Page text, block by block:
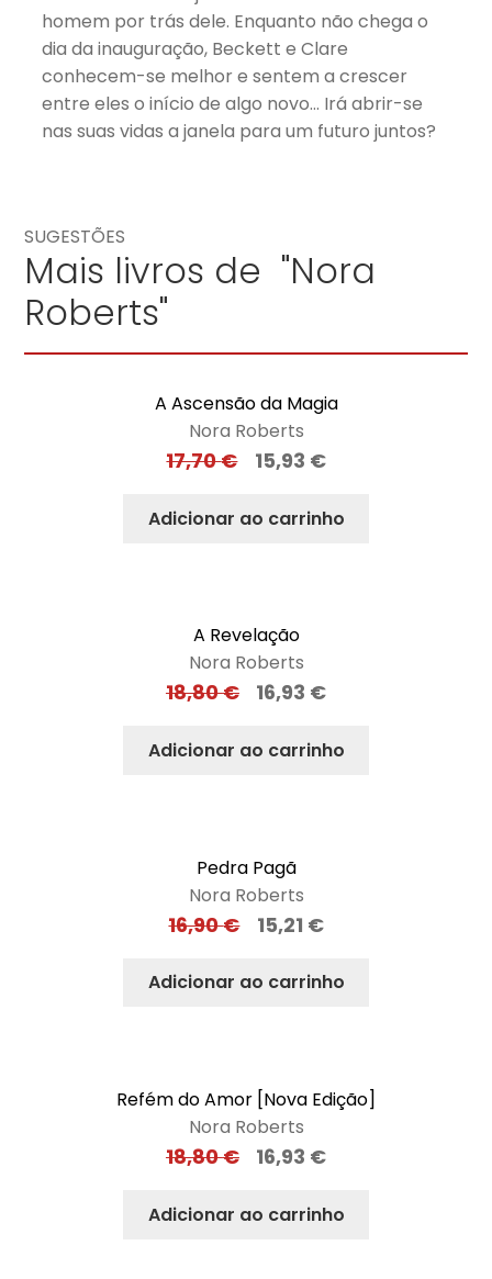
homem por trás dele. Enquanto não chega o
dia da inauguração, Beckett e Clare
conhecem-se melhor e sentem a crescer
entre eles o início de algo novo… Irá abrir-se
nas suas vidas a janela para um futuro juntos?
SUGESTÕES
Mais livros de "Nora
Roberts"
A Ascensão da Magia
Nora Roberts
17,70€ 15,93 €
Adicionar ao carrinho
A Revelação
Nora Roberts
18,80€ 16,93 €
Adicionar ao carrinho
Pedra Pagã
Nora Roberts
16,90€ 15,21 €
Adicionar ao carrinho
Refém do Amor [Nova Edição]
Nora Roberts
18,80€ 16,93 €
Adicionar ao carrinho